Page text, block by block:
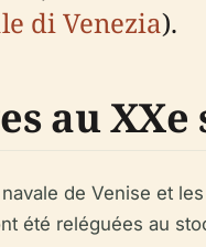
di Venezia).
au XXe
de Venise et
été reléguées au